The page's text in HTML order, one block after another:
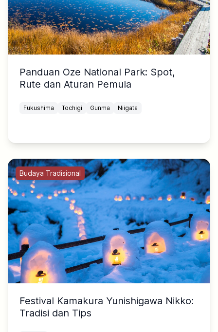
Panduan Oze National Park: Spot,
Rute dan Aturan Pemula
Fukushima Tochigi Gunma Niigata
Budaya Tradisional
Festival Kamakura Yunishigawa Nikko:
Tradisi dan Tips